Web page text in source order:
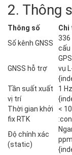
2. Thông
Thông số
Chi
Số kênh GNSS
336
cấu
GNSS hỗ trợ
vụ
Tần suất xuất
vị trí
1
Thời gian khởi
fix RTK
<
Độ chính xác
(static)